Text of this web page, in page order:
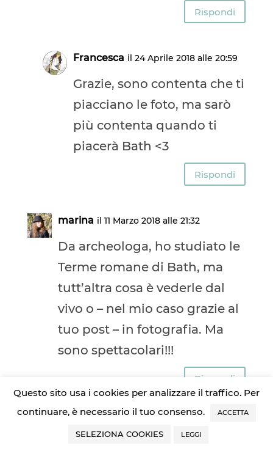
Rispondi
Francesca il 24 Aprile 2018 alle 20:59
Grazie, sono contenta che ti
piacciano le foto, ma sarò
più contenta quando ti
piacerà Bath <3
Rispondi
marina il 11 Marzo 2018 alle 21:32
Da archeologa, ho studiato le
Terme romane di Bath, ma
tutt’altra cosa è vederle dal
vivo o – nel mio caso grazie al
tuo post – in fotografia. Ma
sono spettacolari!!!
Rispondi
Questo sito usa i cookies per analizzare il traffico. Per
continuare, è necessario il tuo consenso.
ACCETTA
SELEZIONA COOKIES LEGGI